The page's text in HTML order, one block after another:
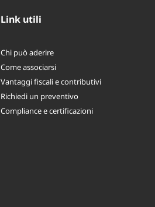
Link utili
Chi può aderire
Come associarsi
Vantaggi fiscali e contributivi
Richiedi un preventivo
Compliance e certificazioni